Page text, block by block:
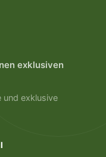
exklusiven
und exklusive